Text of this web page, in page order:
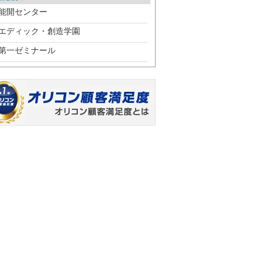
開センター
ディック・創造学園
一ゼミナール